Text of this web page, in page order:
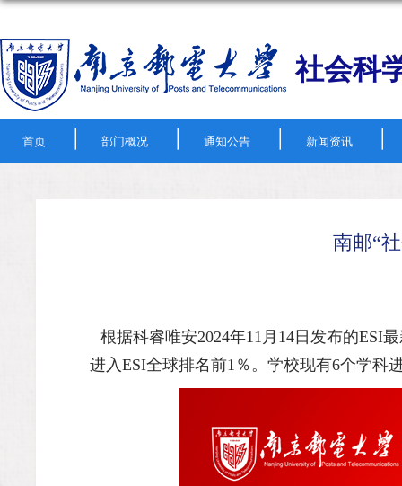
社会科
首页 部门概况 通知公告 新闻资讯
南邮“
根据科睿唯安2024年11月14日发布的ESI
进入ESI全球排名前1％。学校现有6个学科